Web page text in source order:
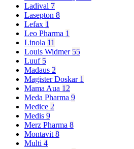
Ladival 7
Lasepton 8
Lefax 1
Leo Pharma 1
Linola 11
Louis Widmer 55
Luuf 5
Madaus 2
Magister Doskar 1
Mama Aua 12
Meda Pharma 9
Medice 2
Medis 9
Merz Pharma 8
Montavit8
Multi 4